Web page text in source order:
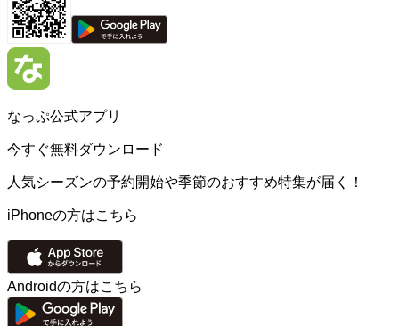
なっぷ公式アプリ
今すぐ無料ダウンロード
人気シーズンの予約開始や季節のおすすめ特集が届く！
iPhoneの方はこちら
Androidの方はこちら